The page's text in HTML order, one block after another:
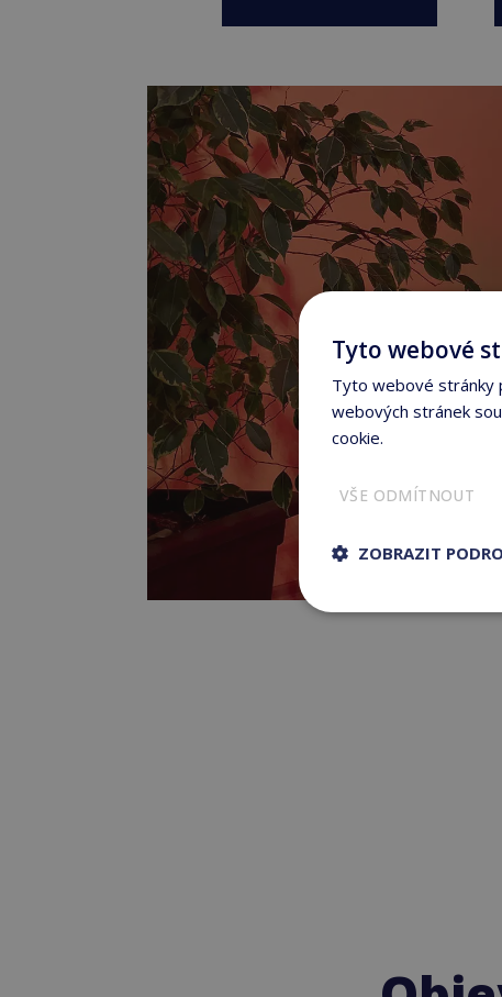
Tyto webové
Tyto webové stránky
webových stránek
cookie.
VŠE ODMÍTNOUT
ZOBRAZIT